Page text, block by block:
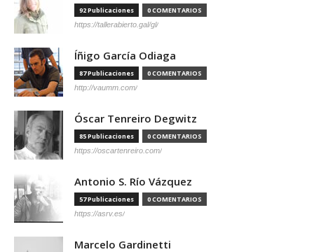
92 Publicaciones 0 COMENTARIOS
https://tallerabierto.gal/gl/
Íñigo García Odiaga
87 Publicaciones 0 COMENTARIOS
http://vaumm.com/
Óscar Tenreiro Degwitz
85 Publicaciones 0 COMENTARIOS
https://oscartenreiro.com/
Antonio S. Río Vázquez
57 Publicaciones 0 COMENTARIOS
https://asrv.es/
Marcelo Gardinetti